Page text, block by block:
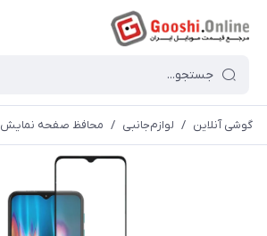
گوشی آنلاین / لوازم‌جانبی / محافظ صفحه نمایش